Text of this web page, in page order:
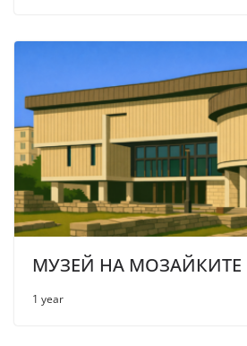
МУЗЕЙ НА МОЗАЙКИТЕ
1 year